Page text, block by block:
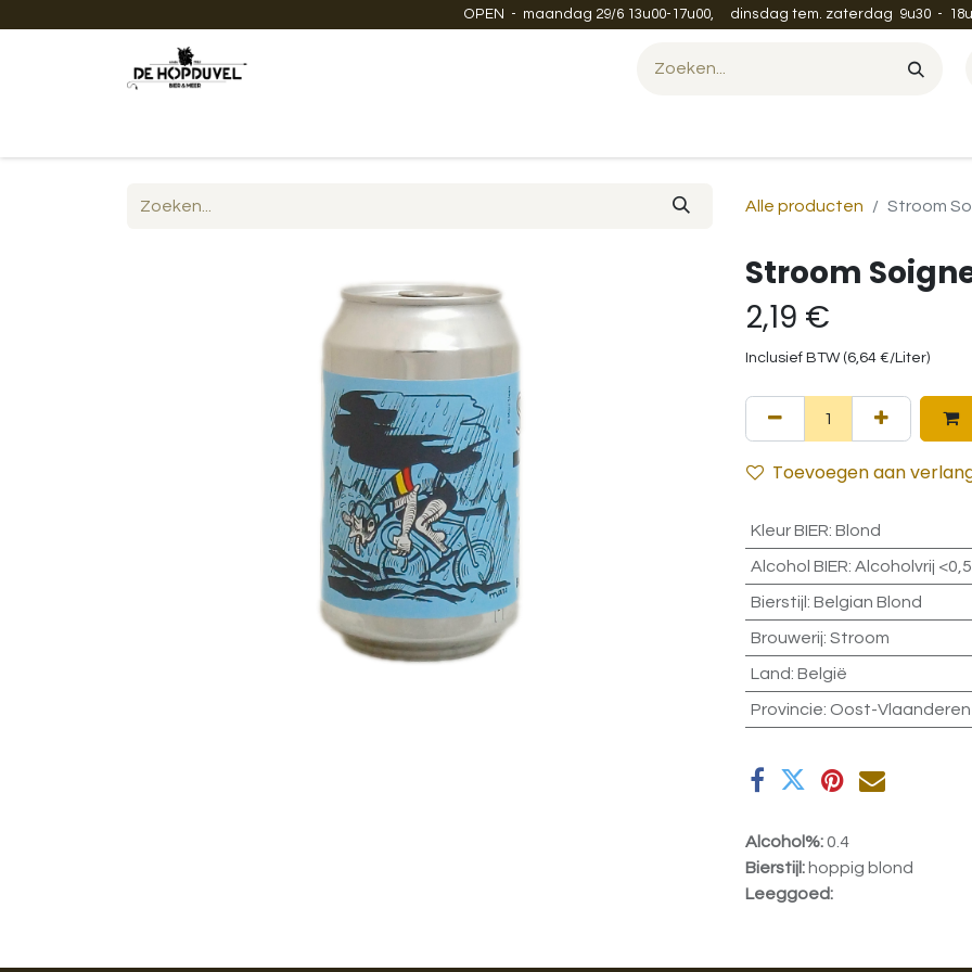
OPEN - maandag 29/6 13u00-17u00, dinsdag tem. zaterdag 9u30 -
Alle producten Stroom
Stroom
2,19 €
Inclusief BTW (6,64 €/Liter)
Toevoegen aan
Kleur BIER: Blond
Alcohol BIER: Alcoholvrij
Bierstijl : Belgian Blond
Brouwerij: Stroom
Land: België
Provincie: Oost-Vlaanderen
Alcohol%:0.4
Bierstijl: hoppig blond
Leeggoed: